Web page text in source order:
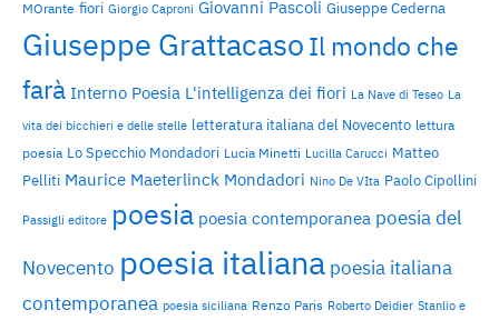
MOrante fiori Giorgio Caproni Giovanni Pascoli Giuseppe Cederna
Giuseppe Grattacaso Il mondo che
farà Interno Poesia L'intelligenza dei fiori La Nave di Teseo La
vita dei bicchieri e delle stelle letteratura italiana del Novecento lettura
poesia Lo Specchio Mondadori Lucia Minetti Lucilla Carucci Matteo
Pelliti Maurice Maeterlinck Mondadori Nino De VIta Paolo Cipollini
Passigli editore poesia poesia contemporanea poesia del
Novecento poesia italiana poesia italiana
contemporanea poesia siciliana Renzo Paris Roberto Deidier Stanlio e